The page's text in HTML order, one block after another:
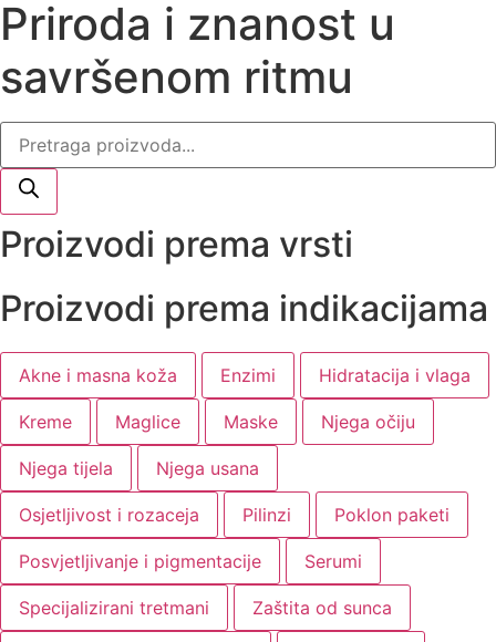
Priroda i znanost u
savršenom ritmu
Products
search
Proizvodi prema vrsti
Proizvodi prema indikacijama
Akne i masna koža Enzimi Hidratacija i vlaga
Kreme Maglice Maske Njega očiju
Njega tijela Njega usana
Osjetljivost i rozaceja Pilinzi Poklon paketi
Posvjetljivanje i pigmentacije Serumi
Specijalizirani tretmani Zaštita od sunca